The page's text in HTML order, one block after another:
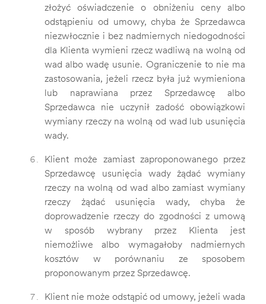
złożyć oświadczenie o obniżeniu ceny albo
odstąpieniu od umowy, chyba że Sprzedawca
niezwłocznie i bez nadmiernych niedogodności
dla Klienta wymieni rzecz wadliwą na wolną od
wad albo wadę usunie. Ograniczenie to nie ma
zastosowania, jeżeli rzecz była już wymieniona
lub naprawiana przez Sprzedawcę albo
Sprzedawca nie uczynił zadość obowiązkowi
wymiany rzeczy na wolną od wad lub usunięcia
wady.
Klient może zamiast zaproponowanego przez
Sprzedawcę usunięcia wady żądać wymiany
rzeczy na wolną od wad albo zamiast wymiany
rzeczy żądać usunięcia wady, chyba że
doprowadzenie rzeczy do zgodności z umową
w sposób wybrany przez Klienta jest
niemożliwe albo wymagałoby nadmiernych
kosztów w porównaniu ze sposobem
proponowanym przez Sprzedawcę.
Klient nie może odstąpić od umowy, jeżeli wada